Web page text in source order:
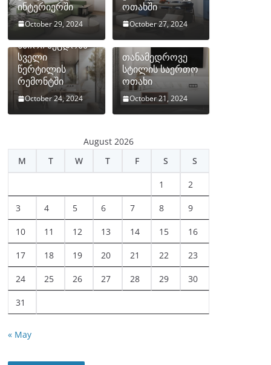
ინტერიერში
October 29, 2024
ოთახში
October 27, 2024
ხშირი შეცდომა
სველი
წერტილის
რემონტში
October 24, 2024
თანამედროვე
სტილის საერთო
ოთახი
October 21, 2024
August 2026
M
T W T F S S
1 2
3 4 5 6 7 8 9
10 11 12 13 14 15 16
17 18 19 20 21 22 23
24 25 26 27 28 29 30
31
« May